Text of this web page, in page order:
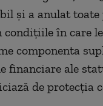
şi a anulat
condiţiile în care
componenta
financiare ale
de protecţia